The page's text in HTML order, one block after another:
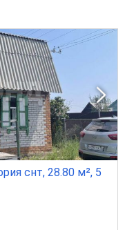
снт, 28.80 м², 5